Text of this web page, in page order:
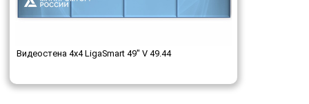
Видеостена 4x4 LigaSmart 49" V 49.44